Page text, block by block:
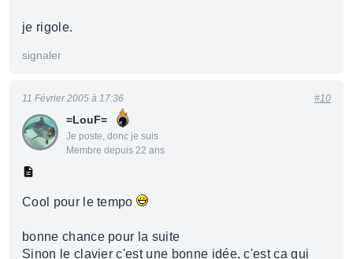
je rigole.
signaler
=LouF=
Je poste, donc je suis
Membre depuis 22 ans
11 Février 2005 à 17:36 #10
Cool pour le tempo
bonne chance pour la suite
Sinon le clavier c'est une bonne idée, c'est ca qui